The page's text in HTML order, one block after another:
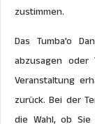
zustimmen.
Das Tumba’o
abzusagen
Veranstaltung
zurück. Bei der
die Wahl, ob